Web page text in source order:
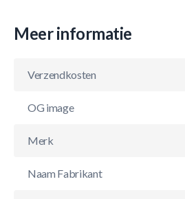
Meer informatie
Verzendkosten
OG image
Merk
Naam Fabrikant